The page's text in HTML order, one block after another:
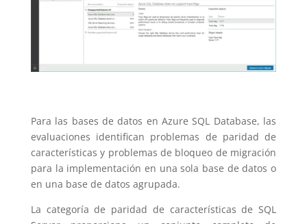
Para las bases de datos en Azure SQL Database, las
evaluaciones identifican problemas de paridad de
características y problemas de bloqueo de migración
para la implementación en una sola base de datos o
en una base de datos agrupada.
La categoría de paridad de características de SQL